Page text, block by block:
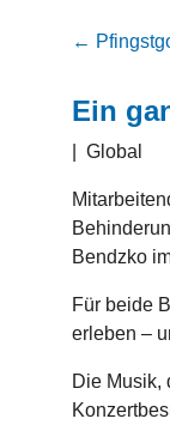
←
Ein
Global
Bendzko
Für beide
erleben –
Die Musik,